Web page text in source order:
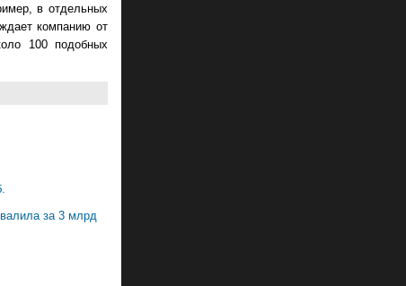
в отдельных
компанию от
100 подобных
за 3 млрд